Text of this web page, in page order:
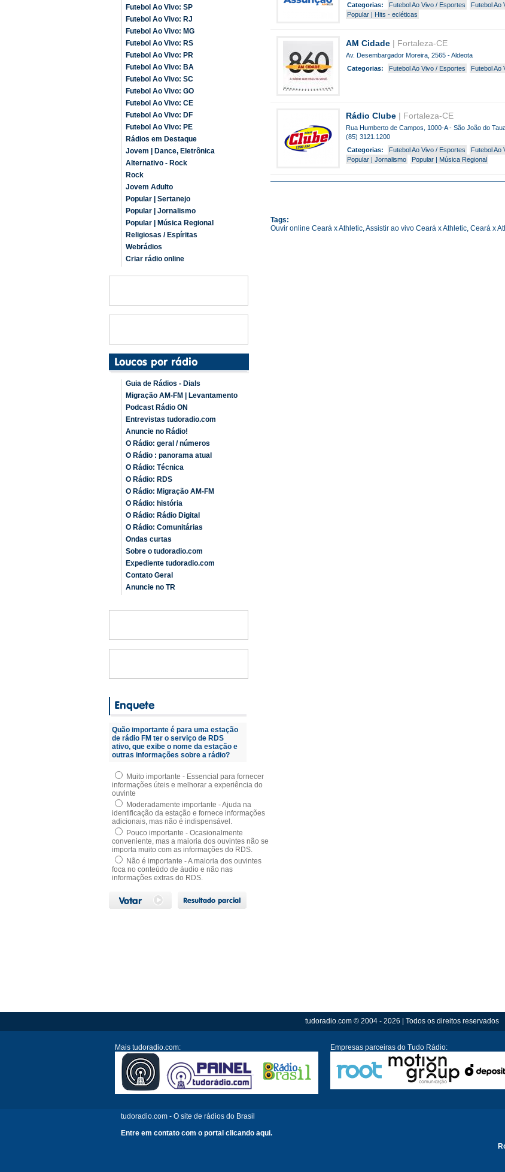
Futebol Ao Vivo: SP
Futebol Ao Vivo: RJ
Futebol Ao Vivo: MG
Futebol Ao Vivo: RS
Futebol Ao Vivo: PR
Futebol Ao Vivo: BA
Futebol Ao Vivo: SC
Futebol Ao Vivo: GO
Futebol Ao Vivo: CE
Futebol Ao Vivo: DF
Futebol Ao Vivo: PE
Rádios em Destaque
Jovem | Dance, Eletrônica
Alternativo - Rock
Rock
Jovem Adulto
Popular | Sertanejo
Popular | Jornalismo
Popular | Música Regional
Religiosas / Espíritas
Webrádios
Criar rádio online
Guia de Rádios - Dials
Migração AM-FM | Levantamento
Podcast Rádio ON
Entrevistas tudoradio.com
Anuncie no Rádio!
O Rádio: geral / números
O Rádio : panorama atual
O Rádio: Técnica
O Rádio: RDS
O Rádio: Migração AM-FM
O Rádio: história
O Rádio: Rádio Digital
O Rádio: Comunitárias
Ondas curtas
Sobre o tudoradio.com
Expediente tudoradio.com
Contato Geral
Anuncie no TR
Quão importante é para uma estação
de rádio FM ter o serviço de RDS
ativo, que exibe o nome da estação e
outras informações sobre a rádio?
Muito importante - Essencial para fornecer
informações úteis e melhorar a experiência do
ouvinte
Moderadamente importante - Ajuda na
identificação da estação e fornece informações
adicionais, mas não é indispensável.
Pouco importante - Ocasionalmente
conveniente, mas a maioria dos ouvintes não se
importa muito com as informações do RDS.
Não é importante - A maioria dos ouvintes
foca no conteúdo de áudio e não nas
informações extras do RDS.
Categorias:
Futebol Ao Vivo / Esportes Futebol Ao
Popular | Hits - ecléticas
AM Cidade | Fortaleza-CE
Av. Desembargador Moreira, 2565 - Aldeota
Categorias:
Futebol Ao Vivo / Esportes Futebol Ao
Rádio Clube | Fortaleza-CE
Rua Humberto de Campos, 1000-A - São João do
(85) 3121.1200
Categorias:
Futebol Ao Vivo / Esportes Futebol Ao
Popular | Jornalismo
Popular | Música Regional
Tags:
Ouvir online Ceará x Athletic,Assistir ao vivo Ceará x Athletic, Ceará x
tudoradio.com © 2004 - 2026 | Todos os direitos reservados
Mais tudoradio.com: Empresas parceiras do Tudo Rádio:
tudoradio.com - O site de rádios do Brasil
Entre em contato com o portal clicando aqui.